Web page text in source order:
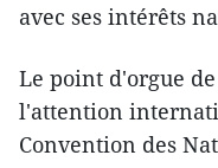
avec ses intérêts
Le point d'orgue
l'attention
Convention des